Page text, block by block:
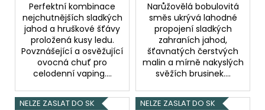
Perfektní kombinace
nejchutnějších sladkých
jahod a hruškové šťávy
proložená kusy ledu.
Povznášející a osvěžující
ovocná chuť pro
celodenní vaping....
Narůžovělá bobulovitá
směs ukrývá lahodné
propojení sladkých
zahraních jahod,
šťavnatých čerstvých
malin a mírně nakyslých
svěžích brusinek....
NELZE ZASLAT DO SK
NELZE ZASLAT DO SK